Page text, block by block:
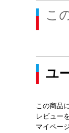
こ
ユ
この商品
レビュー
マイペー